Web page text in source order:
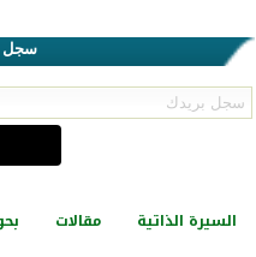
سجل
السيرة الذاتية مقالات